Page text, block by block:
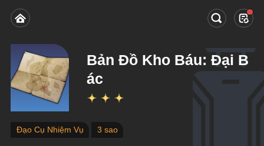
Bản Đồ Kho Báu: Đại B
ác
Đạo Cụ Nhiệm Vụ 3 sao